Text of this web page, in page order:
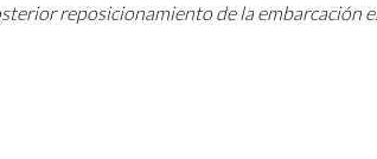
reposicionamiento de la embarcación